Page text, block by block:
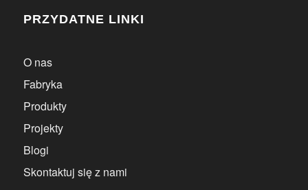
PRZYDATNE LINKI
O nas
Fabryka
Produkty
Projekty
Blogi
Skontaktuj się z nami